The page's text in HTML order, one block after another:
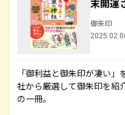
末開運
御朱印
「御利益と御朱印が凄い
社から厳選して御朱印を紹
の一冊。